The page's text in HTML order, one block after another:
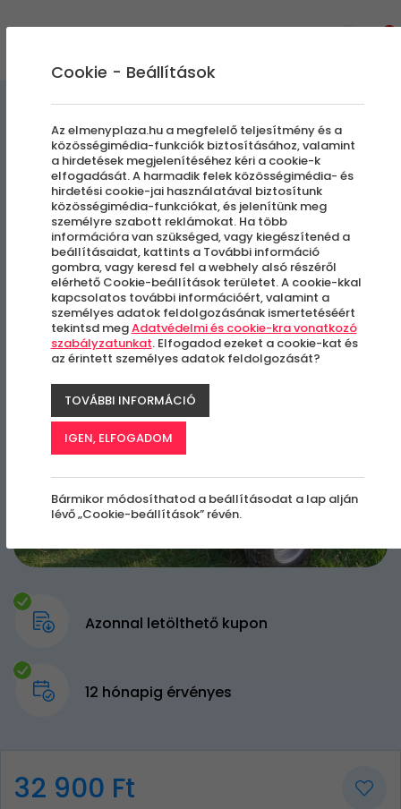
Biciklizés
Pálos Terepsegway Túra
Középhaladóknak
Mátrafüred
Azonnal letölthető kupon
12 hónapig érvényes
32 900 Ft
Cookie - Beállítások
Az elmenyplaza.hu a megfelelő teljesítmény és a
közösségimédia-funkciók biztosításához, valamint
a hirdetések megjelenítéséhez kéri a cookie-k
elfogadását. A harmadik felek közösségimédia- és
hirdetési cookie-jai használatával biztosítunk
közösségimédia-funkciókat, és jelenítünk meg
személyre szabott reklámokat. Ha több
információra van szükséged, vagy kiegészítenéd a
beállításaidat, kattints a További információ
gombra, vagy keresd fel a webhely alsó részéről
elérhető Cookie-beállítások területet. A cookie-kkal
kapcsolatos további információért, valamint a
személyes adatok feldolgozásának ismertetéséért
tekintsd megAdatvédelmi és cookie-kra vonatkozó
szabályzatunkat. Elfogadod ezeket a cookie-kat és
az érintett személyes adatok feldolgozását?
TOVÁBBI INFORMÁCIÓ
IGEN, ELFOGADOM
Bármikor módosíthatod a beállításodat a lap alján
lévő „Cookie-beállítások” révén.